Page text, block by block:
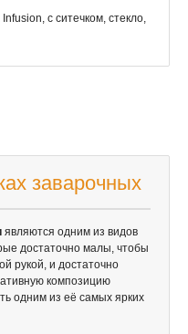
с ситечком, стекло,
заварочных
являются одним из видов
достаточно малы, чтобы
рукой, и достаточно
композицию
одним из её самых ярких